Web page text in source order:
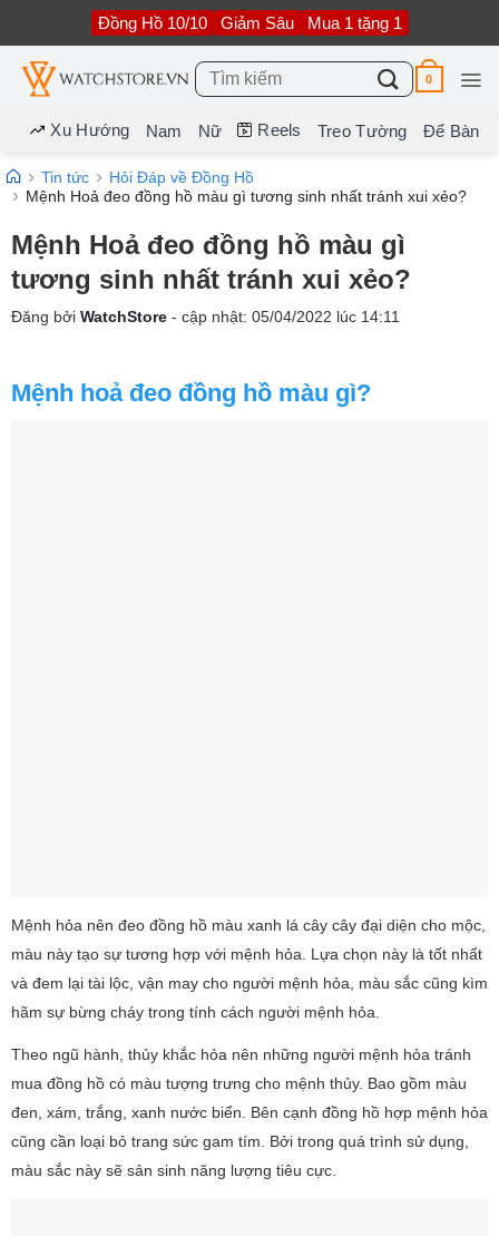
nội
dung
Đồng Hồ 10/10 Giảm Sâu Mua 1 tặng 1
Tìm
kiếm:
0
Xu Hướng Nam Nữ Reels Treo Tường Để Bàn
Tin tức
Hỏi Đáp về Đồng Hồ
Mệnh Hoả đeo đồng hồ màu gì tương sinh nhất tránh xui xẻo?
Mệnh Hoả đeo đồng hồ màu gì
tương sinh nhất tránh xui xẻo?
Đăng bởi WatchStore - cập nhật: 05/04/2022 lúc 14:11
Mệnh hoả đeo đồng hồ màu gì?
Mệnh hỏa nên đeo đồng hồ màu xanh lá cây cây đại diện cho mộc,
màu này tạo sự tương hợp với mệnh hỏa. Lựa chọn này là tốt nhất
và đem lại tài lộc, vận may cho người mệnh hỏa, màu sắc cũng kìm
hãm sự bừng cháy trong tính cách người mệnh hỏa.
Theo ngũ hành, thủy khắc hỏa nên những người mệnh hỏa tránh
mua đồng hồ có màu tượng trưng cho mệnh thủy. Bao gồm màu
đen, xám, trắng, xanh nước biển. Bên cạnh đồng hồ hợp mệnh hỏa
cũng cần loại bỏ trang sức gam tím. Bởi trong quá trình sử dụng,
màu sắc này sẽ sản sinh năng lượng tiêu cực.